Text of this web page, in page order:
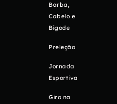
Barba,
Cabelo e
Bigode
Preleção
Jornada
Esportiva
Giro na